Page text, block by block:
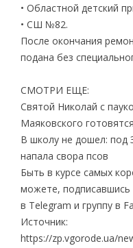
• Областной детский
• СШ №82.
После окончания
подана без
СМОТРИ ЕЩЕ:
Святой Николай с
Маяковского
В школу не дошел: под
напала свора псов
Быть в курсе самых
можете, подписавшись
в Telegram и группу в
Источник:
https://zp.vgorode.ua/